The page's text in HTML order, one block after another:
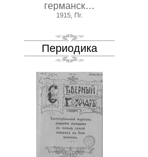
германск…
1915, Пг.
Периодика